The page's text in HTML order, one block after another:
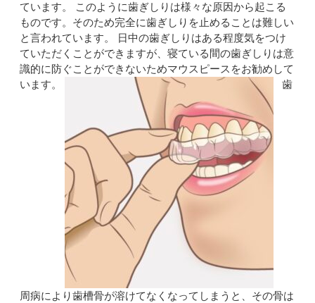
ています。 このように歯ぎしりは様々な原因から起こる
ものです。そのため完全に歯ぎしりを止めることは難しい
と言われています。 日中の歯ぎしりはある程度気をつけ
ていただくことができますが、寝ている間の歯ぎしりは意
識的に防ぐことができないためマウスピースをお勧めして
います。
歯
周病により歯槽骨が溶けてなくなってしまうと、その骨は